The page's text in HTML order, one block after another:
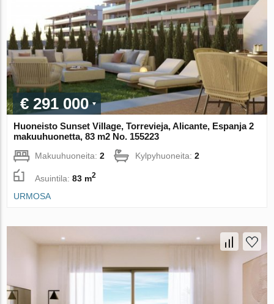
€ 291 000
Huoneisto Sunset Village, Torrevieja, Alicante, Espanja 2
makuuhuonetta, 83 m2 No. 155223
Makuuhuoneita:2 Kylpyhuoneita:2
Asuintila:83 m2
URMOSA